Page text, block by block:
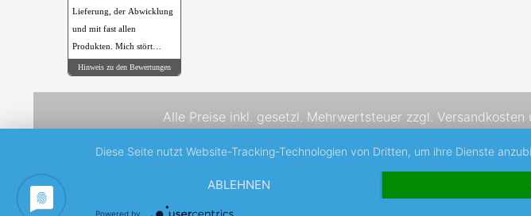
Lieferung, der Abwicklung
und mit fast allen
Produkten. Mich stört
allerdings sehr, das der 96
möglich hier Glasflaschen
sehr begrüßen.
Hinweis zu den Bewertungen
Alle Preise inkl. gesetzl. Mehrwertsteuer zzgl. Versandkosten
Diese Seite nutzt Website-Tracking-Technologien von Dritten, um ihre Dienste
ABLEHNEN
Powered by